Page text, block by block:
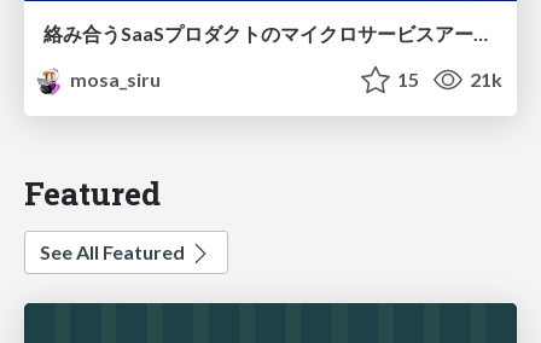
絡み合うSaaSプロダクトのマイクロサービスアーキテクチャ | LayerX
mosa_siru
15 21k
Featured
See All Featured